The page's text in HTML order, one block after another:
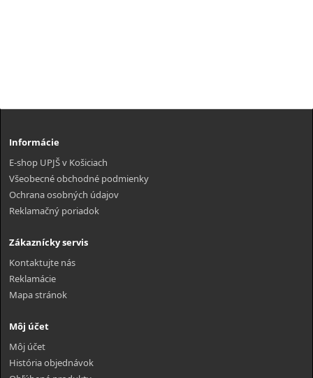
Informácie
E-shop UPJŠ v Košiciach
Všeobecné obchodné podmienky
Ochrana osobných údajov
Reklamačný poriadok
Zákaznícky servis
Kontaktujte nás
Reklamácie
Mapa stránok
Môj účet
Môj účet
História objednávok